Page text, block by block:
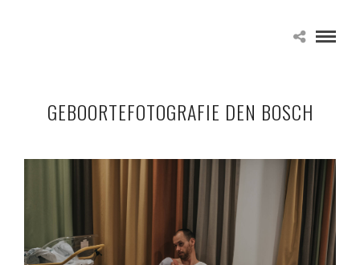
GEBOORTEFOTOGRAFIE DEN BOSCH